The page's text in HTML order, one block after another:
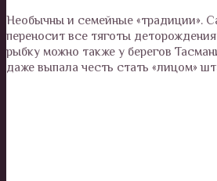
Необычны и семейные «традиции».
переносит все тяготы
рыбку можно также у берегов
даже выпала честь стать «лицом»